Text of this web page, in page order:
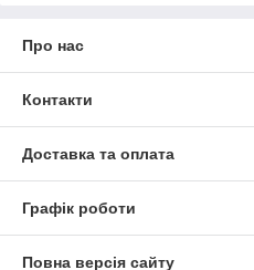
Про нас
Контакти
Доставка та оплата
Графік роботи
Повна версія сайту